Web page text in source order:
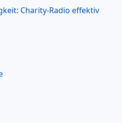
Charity-Radio effektiv